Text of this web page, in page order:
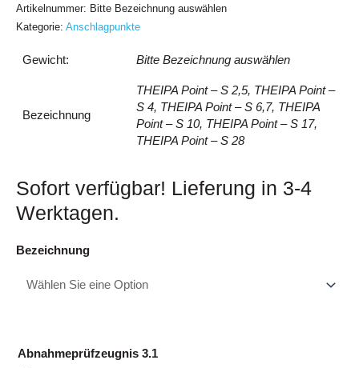
Artikelnummer: Bitte Bezeichnung auswählen
Kategorie: Anschlagpunkte
Gewicht: Bitte Bezeichnung auswählen
Bezeichnung
THEIPA Point – S 2,5, THEIPA Point –
S 4, THEIPA Point – S 6,7, THEIPA
Point – S 10, THEIPA Point – S 17,
THEIPA Point – S 28
Sofort verfügbar! Lieferung in 3-4
Werktagen.
Bezeichnung
Abnahmeprüfzeugnis 3.1